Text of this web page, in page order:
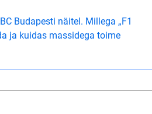
Budapesti näitel. Millega „F1
ja kuidas massidega toime